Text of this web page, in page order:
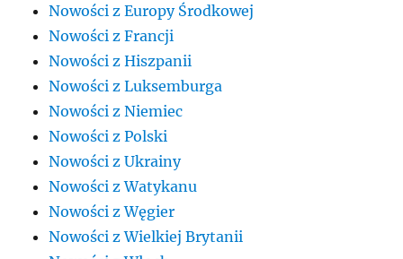
Nowości z Europy Środkowej
Nowości z Francji
Nowości z Hiszpanii
Nowości z Luksemburga
Nowości z Niemiec
Nowości z Polski
Nowości z Ukrainy
Nowości z Watykanu
Nowości z Węgier
Nowości z Wielkiej Brytanii